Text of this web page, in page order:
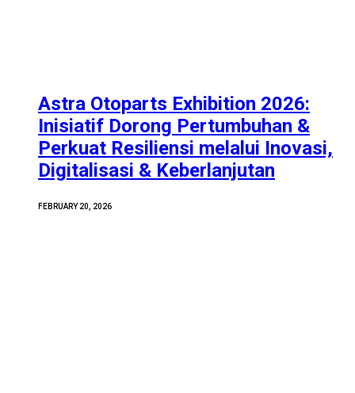
Astra Otoparts Exhibition 2026:
Inisiatif Dorong Pertumbuhan &
Perkuat Resiliensi melalui Inovasi,
Digitalisasi & Keberlanjutan
FEBRUARY 20, 2026